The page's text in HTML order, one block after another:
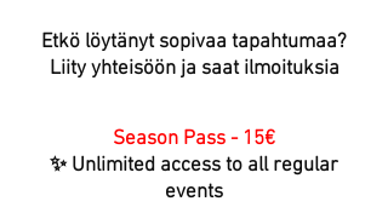
Etkö löytänyt sopivaa tapahtumaa?
Liity yhteisöön ja saat ilmoituksia
Season Pass - 15€
✨ Unlimited access to all regular
events